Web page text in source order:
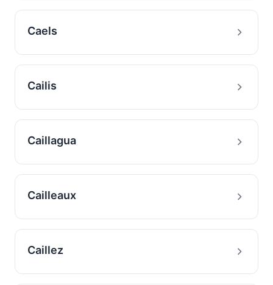
Caels
Cailis
Caillagua
Cailleaux
Caillez